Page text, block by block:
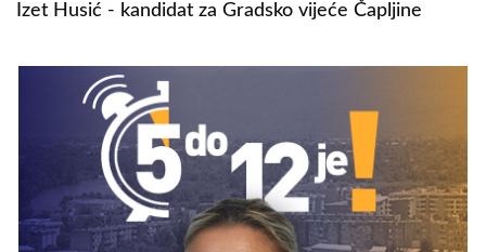
Izet Husić - kandidat za Gradsko vijeće Čapljine